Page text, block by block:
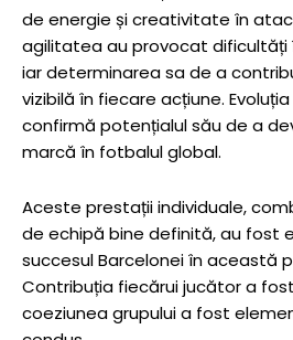
de energie și creativitate în
agilitatea au provocat dificultăți
iar determinarea sa de a
vizibilă în fiecare acțiune.
confirmă potențialul său de a
marcă în fotbalul global.
Aceste prestații individuale,
de echipă bine definită, au fost
succesul Barcelonei în această
Contribuția fiecărui jucător a
coeziunea grupului a fost